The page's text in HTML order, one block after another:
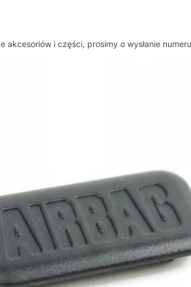
akcesoriów i części, prosimy o wysłanie